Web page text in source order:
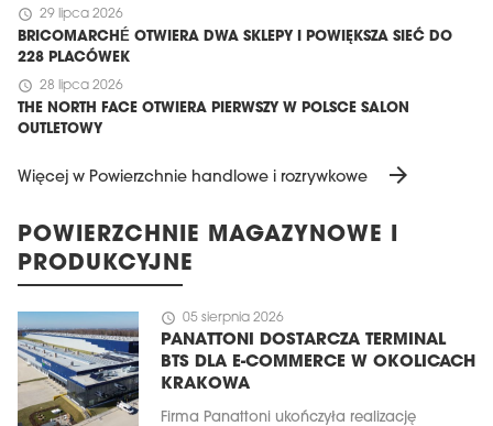
schedule 29 lipca 2026
BRICOMARCHÉ OTWIERA DWA SKLEPY I POWIĘKSZA SIEĆ DO
228 PLACÓWEK
schedule 28 lipca 2026
THE NORTH FACE OTWIERA PIERWSZY W POLSCE SALON
OUTLETOWY
Więcej w Powierzchnie handlowe i rozrywkowe arrow_forward
POWIERZCHNIE MAGAZYNOWE I
PRODUKCYJNE
schedule 05 sierpnia 2026
PANATTONI DOSTARCZA TERMINAL
BTS DLA E-COMMERCE W OKOLICACH
KRAKOWA
Firma Panattoni ukończyła realizację